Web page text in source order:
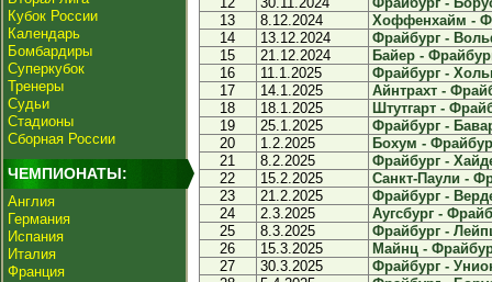
Кубок России
Календарь
Бомбардиры
Суперкубок
Тренеры
Судьи
Стадионы
Сборная России
ЧЕМПИОНАТЫ:
Англия
Германия
Испания
Италия
Франция
13
8.12.2024
Хоффенхайм -
14
13.12.2024
Фрайбург -
15
21.12.2024
Байер -
16
11.1.2025
Фрайбург -
17
14.1.2025
Айнтрахт -
18
18.1.2025
Штутгарт -
19
25.1.2025
Фрайбург -
20
1.2.2025
Бохум -
21
8.2.2025
Фрайбург -
22
15.2.2025
Санкт-Паули -
23
21.2.2025
Фрайбург -
24
2.3.2025
Аугсбург -
25
8.3.2025
Фрайбург -
26
15.3.2025
Майнц -
27
30.3.2025
Фрайбург -